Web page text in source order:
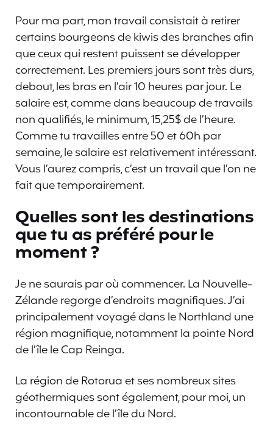
Pour ma part, mon travail consistait à retirer
certains bourgeons de kiwis des branches afin
que ceux qui restent puissent se développer
correctement. Les premiers jours sont très durs,
debout, les bras en l’air 10 heures par jour. Le
salaire est, comme dans beaucoup de travails
non qualifiés, le minimum, 15,25$ de l’heure.
Comme tu travailles entre 50 et 60h par
semaine, le salaire est relativement intéressant.
Vous l’aurez compris, c’est un travail que l’on ne
fait que temporairement.
Quelles sont les destinations
que tu as préféré pour le
moment ?
Je ne saurais par où commencer. La Nouvelle-
Zélande regorge d’endroits magnifiques. J’ai
principalement voyagé dans le Northland une
région magnifique, notamment la pointe Nord
de l’île le Cap Reinga.
La région de Rotorua et ses nombreux sites
géothermiques sont également, pour moi, un
incontournable de l’île du Nord.